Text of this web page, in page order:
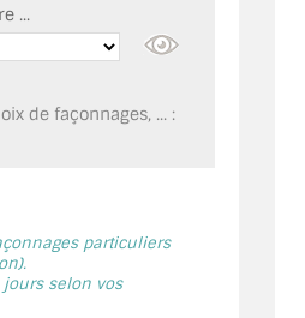
...
de façonnages, ... :
particuliers
selon vos